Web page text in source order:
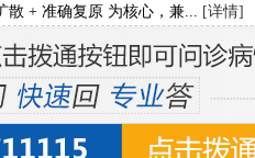
散 + 准确复原 为核心，兼... [详情]